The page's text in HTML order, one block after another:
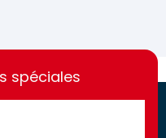
spéciales